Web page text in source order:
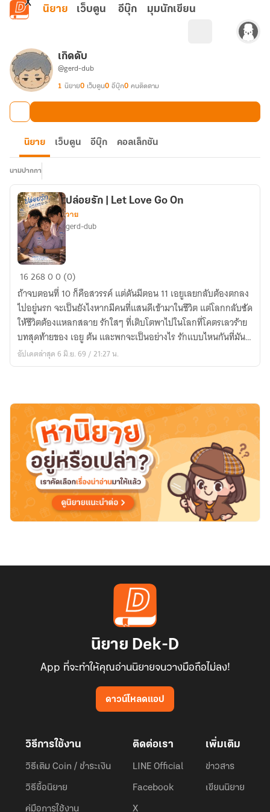
ข้ามไปยังเนื้อหาหลัก
นิยาย เว็บตูน อีบุ๊ก มุมนักเขียน
เกิดดับ
@gerd-dub
1 นิยาย0 เว็บตูน0 อีบุ๊ก0 คนติดตาม
นิยาย เว็บตูน อีบุ๊ก คอลเล็กชัน
นามปากกา
ปล่อย
รัก
|
Let
Love
Go
On
ปล่อยรัก | Let Love Go On
วาย
gerd-dub
1626800 (0)
ถ้าจบตอนที่ 10 ก็คือสวรรค์ แต่ดันมีตอน 11 เอยูเลยกลับต้องตกลง
ไปอยู่นรก จะเป็นยังไงหากมีคนที่แสนดีเข้ามาในชีวิต แต่โลกกลับซัด
ให้ชีวิตต้องแหลกสลาย รักใสๆ ที่เติบโตพาไปในโลกที่โคตรเลวร้าย
บทสุดท้ายของ เอยู ต้น และพกจะเป็นอย่างไร รักแบบไหนกันที่มัน
เรียกว่าของจริง มาเอาใจช่วยพวกเขาไปพร้อมๆกัน 🤍
อัปเดตล่าสุด 6 มิ.ย. 69 / 21:27 น.
นิยาย Dek-D
App ที่จะทำให้คุณอ่านนิยายจนวางมือถือไม่ลง!
ดาวน์โหลดแอป
วิธีการใช้งาน
วิธีเติม Coin / ชำระเงิน
วิธีซื้อนิยาย
คู่มือการใช้งาน
ติดต่อเรา
LINE Official
Facebook
X
เพิ่มเติม
ข่าวสาร
เขียนนิยาย